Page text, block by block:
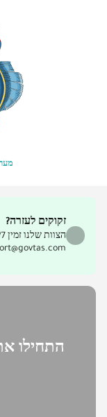
זקוקים לעזרה?
התחילו